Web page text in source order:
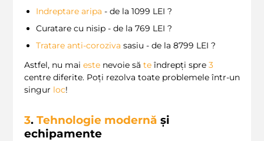
Indreptare aripa - de la 1099 LEI ?
Curatare cu nisip - de la 769 LEI ?
Tratare anti-coroziva sasiu - de la 8799 LEI ?️
Astfel, nu mai este nevoie să te îndrepți spre 3
centre diferite. Poți rezolva toate problemele într-un
singur loc!
3. Tehnologie modernă și
echipamente